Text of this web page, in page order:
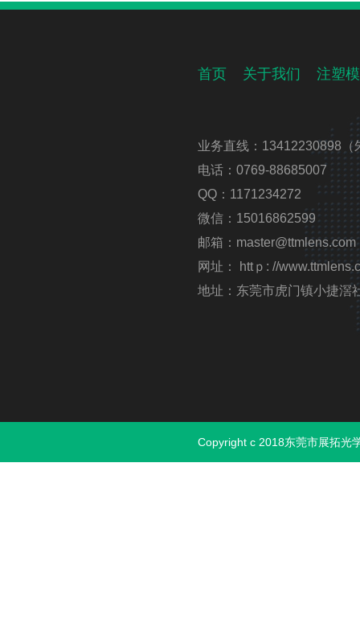
首页 关于我们 注塑
业务直线：13412230898
电话：0769-88685007
QQ：1171234272
微信：15016862599
邮箱：master@ttmlens.com
网址： httｐ: //
地址：东莞市虎门镇小捷滘
Copyright c 2018东莞市展拓光